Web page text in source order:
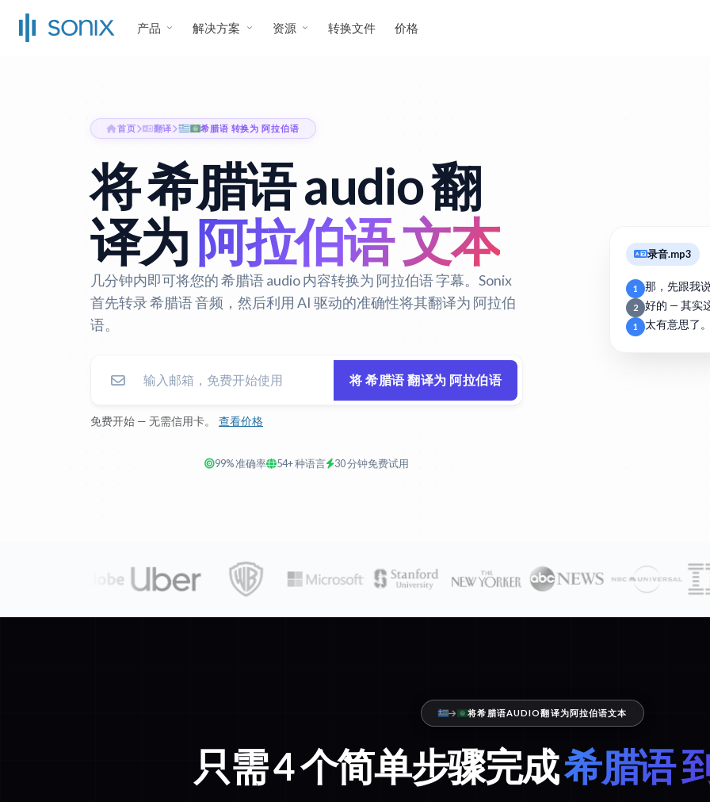
产品 解决方案 资源 转换文件 价格
首页 翻译 希腊语 转换为 阿拉伯语
将 希腊语 audio 翻
译为 阿拉伯语 文本
几分钟内即可将您的 希腊语 audio 内容转换为 阿拉伯语 字幕。Sonix
首先转录 希腊语 音频，然后利用 AI 驱动的准确性将其翻译为 阿拉伯
语。
将 希腊语 翻译为 阿拉伯语
免费开始 — 无需信用卡。 查看价格
99% 准确率 54+ 种语言 30 分钟免费试用
录音.mp3
1 那，先跟我
2 好的 — 其实
1 太有意思了
将希腊语AUDIO翻译为阿拉伯语文本
只需 4 个简单步骤完成希腊语